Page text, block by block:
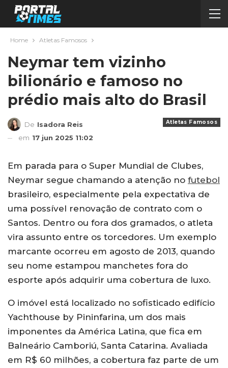
Home Atletas Famosos
Neymar tem vizinho
bilionário e famoso no
prédio mais alto do Brasil
Atletas Famosos
De Isadora Reis
em 17 jun 2025 11:02
Em parada para o Super Mundial de Clubes,
Neymar segue chamando a atenção no futebol
brasileiro, especialmente pela expectativa de
uma possível renovação de contrato com o
Santos. Dentro ou fora dos gramados, o atleta
vira assunto entre os torcedores. Um exemplo
marcante ocorreu em agosto de 2013, quando
seu nome estampou manchetes fora do
esporte após adquirir uma cobertura de luxo.
O imóvel está localizado no sofisticado edifício
Yachthouse by Pininfarina, um dos mais
imponentes da América Latina, que fica em
Balneário Camboriú, Santa Catarina. Avaliada
em R$ 60 milhões, a cobertura faz parte de um